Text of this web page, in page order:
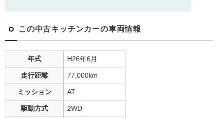
この中古キッチンカーの車両情報
年式 H26年6月
走行距離 77,000km
ミッション AT
駆動方式 2WD